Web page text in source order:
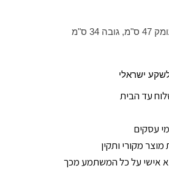
ישראלי
עד הבית
מקורי ותקין
אישי על כל המשתמע מכך